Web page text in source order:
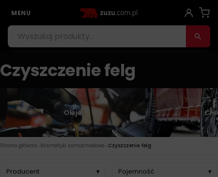
MENU
Czyszczenie felg
Oleje
Strona główna › Kosmetyki samochodowe › Czyszczenie felg
Producent ▾ Pojemność ▾